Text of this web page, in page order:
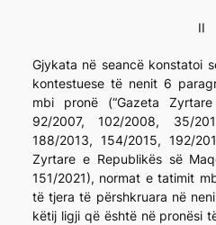
II
Gjykata në seancë konstatoi
kontestuese të nenit 6
mbi pronë (“Gazeta
92/2007, 102/2008, 35/
188/2013, 154/2015, 192/
Zyrtare e Republikës së
151/2021), normat e tatimit
të tjera të përshkruara në
këtij ligji që është në pronësi